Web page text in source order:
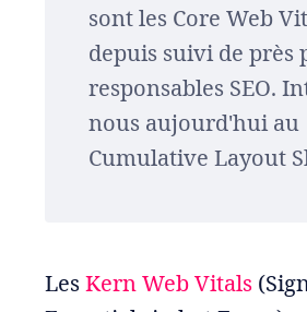
sont les Core Web
depuis suivi de près
responsables SEO.
nous aujourd'hui au
Cumulative Layout
Les Kern Web Vitals